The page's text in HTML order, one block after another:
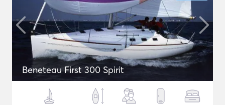
Beneteau First 300 Spirit